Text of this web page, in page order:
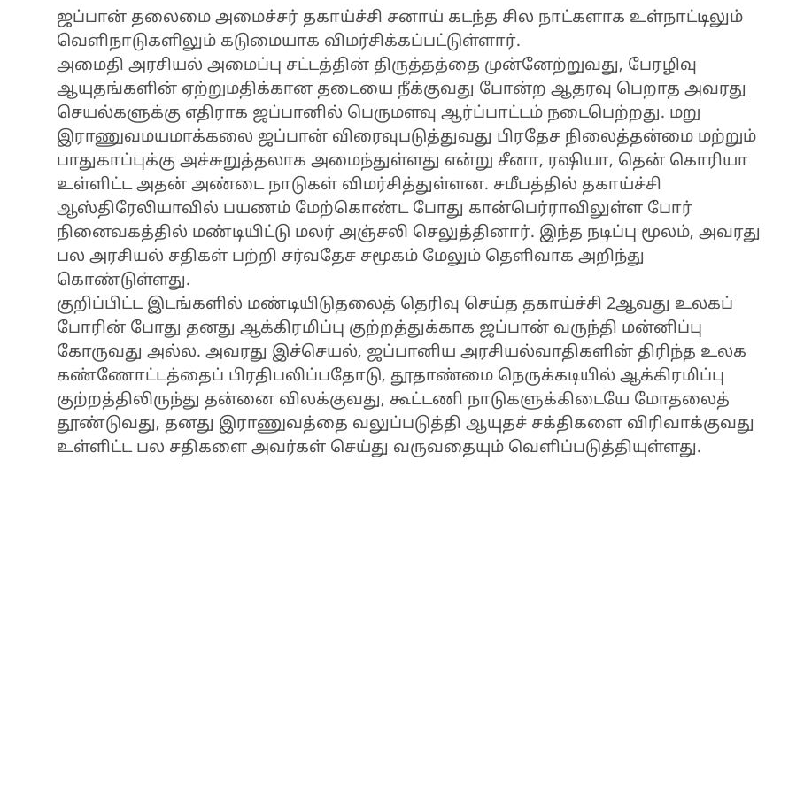
ஜப்பான் தலைமை அமைச்சர் தகாய்ச்சி சனாய் கடந்த சில நாட்களாக உள்நாட்டிலும்
வெளிநாடுகளிலும் கடுமையாக விமர்சிக்கப்பட்டுள்ளார்.
அமைதி அரசியல் அமைப்பு சட்டத்தின் திருத்தத்தை முன்னேற்றுவது, பேரழிவு
ஆயுதங்களின் ஏற்றுமதிக்கான தடையை நீக்குவது போன்ற ஆதரவு பெறாத அவரது
செயல்களுக்கு எதிராக ஜப்பானில் பெருமளவு ஆர்ப்பாட்டம் நடைபெற்றது. மறு
இராணுவமயமாக்கலை ஜப்பான் விரைவுபடுத்துவது பிரதேச நிலைத்தன்மை மற்றும்
பாதுகாப்புக்கு அச்சுறுத்தலாக அமைந்துள்ளது என்று சீனா, ரஷியா, தென் கொரியா
உள்ளிட்ட அதன் அண்டை நாடுகள் விமர்சித்துள்ளன. சமீபத்தில் தகாய்ச்சி
ஆஸ்திரேலியாவில் பயணம் மேற்கொண்ட போது கான்பெர்ராவிலுள்ள போர்
நினைவகத்தில் மண்டியிட்டு மலர் அஞ்சலி செலுத்தினார். இந்த நடிப்பு மூலம், அவரது
பல அரசியல் சதிகள் பற்றி சர்வதேச சமூகம் மேலும் தெளிவாக அறிந்து
கொண்டுள்ளது.
குறிப்பிட்ட இடங்களில் மண்டியிடுதலைத் தெரிவு செய்த தகாய்ச்சி 2ஆவது உலகப்
போரின் போது தனது ஆக்கிரமிப்பு குற்றத்துக்காக ஜப்பான் வருந்தி மன்னிப்பு
கோருவது அல்ல. அவரது இச்செயல், ஜப்பானிய அரசியல்வாதிகளின் திரிந்த உலக
கண்ணோட்டத்தைப் பிரதிபலிப்பதோடு, தூதாண்மை நெருக்கடியில் ஆக்கிரமிப்பு
குற்றத்திலிருந்து தன்னை விலக்குவது, கூட்டணி நாடுகளுக்கிடையே மோதலைத்
தூண்டுவது, தனது இராணுவத்தை வலுப்படுத்தி ஆயுதச் சக்திகளை விரிவாக்குவது
உள்ளிட்ட பல சதிகளை அவர்கள் செய்து வருவதையும் வெளிப்படுத்தியுள்ளது.